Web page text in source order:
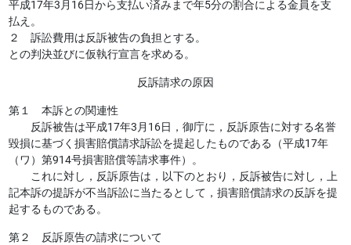
平成17年3月16日から支払い済みまで年5分の割合による金員を支
払え。
２ 訴訟費用は反訴被告の負担とする。
との判決並びに仮執行宣言を求める。
反訴請求の原因
第１ 本訴との関連性
反訴被告は平成17年3月16日，御庁に，反訴原告に対する名誉
毀損に基づく損害賠償請求訴訟を提起したものである（平成17年
（ワ）第914号損害賠償等請求事件）。
これに対し，反訴原告は，以下のとおり，反訴被告に対し，上
記本訴の提訴が不当訴訟に当たるとして，損害賠償請求の反訴を提
起するものである。
第２ 反訴原告の請求について